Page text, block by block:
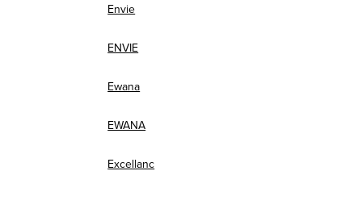
Envie
ENVIE
Ewana
EWANA
Excellanc